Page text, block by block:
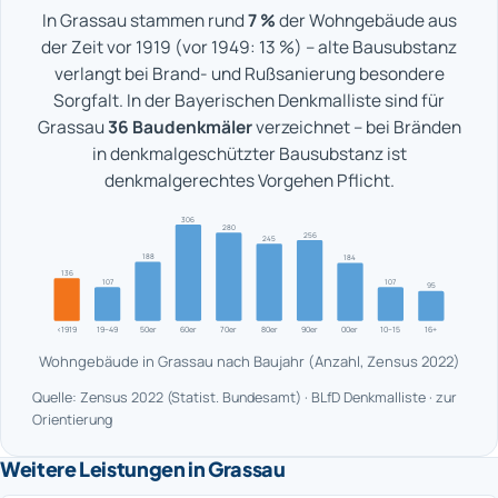
In Grassau stammen rund7 %der Wohngebäude aus
der Zeit vor 1919 (vor 1949: 13 %) – alte Bausubstanz
verlangt bei Brand- und Rußsanierung besondere
Sorgfalt. In der Bayerischen Denkmalliste sind für
Grassau36 Baudenkmälerverzeichnet – bei Bränden
in denkmalgeschützter Bausubstanz ist
denkmalgerechtes Vorgehen Pflicht.
<1919
136
19–49
107
50er
188
60er
306
70er
280
80er
245
90er
256
00er
184
10–15
107
16+
95
Wohngebäude in Grassau nach Baujahr (Anzahl, Zensus 2022)
Quelle: Zensus 2022 (Statist. Bundesamt) · BLfD Denkmalliste · zur
Orientierung
Weitere Leistungen in Grassau